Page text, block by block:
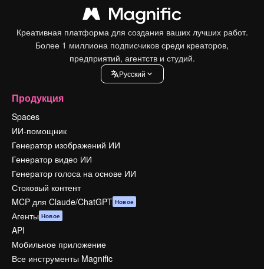
Креативная платформа для создания ваших лучших работ.
Более 1 миллиона подписчиков среди креаторов,
предприятий, агентств и студий.
Pусский
Продукция
Spaces
ИИ-помощник
Генератор изображений ИИ
Генератор видео ИИ
Генератор голоса на основе ИИ
Стоковый контент
MCP для Claude/ChatGPT Новое
Агенты Новое
API
Мобильное приложение
Все инструменты Magnific